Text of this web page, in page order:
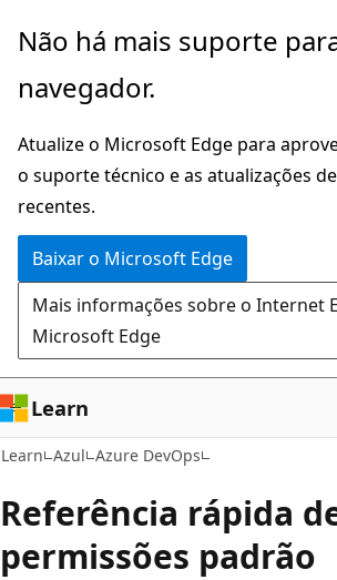
Pular
o
principal
Não há mais suporte
navegador.
Atualize o Microsoft Edge para
o suporte técnico e as atualizações
recentes.
Baixar o Microsoft Edge
Mais informações sobre o Internet
Microsoft Edge
Learn
Learn Azul Azure DevOps
Referência rápida
permissões padrão